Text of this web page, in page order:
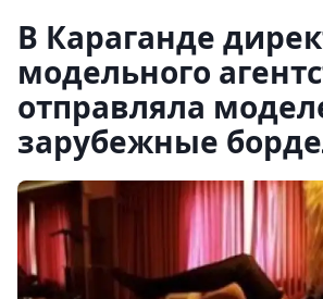
В Караганде
модельного
отправляла
зарубежные